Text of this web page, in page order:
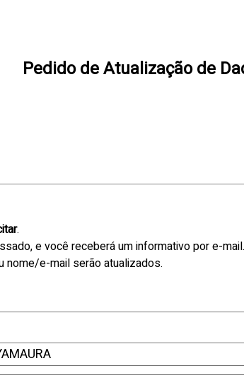
Pedido de Atualização de
.
e você receberá um informativo por e-mail.
e-mail serão atualizados.